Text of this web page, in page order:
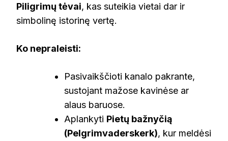
Piligrimų tėvai, kas suteikia vietai dar ir
simbolinę istorinę vertę.
Ko nepraleisti:
Pasivaikščioti kanalo pakrante,
sustojant mažose kavinėse ar
alaus baruose.
Aplankyti Pietų bažnyčią
(Pelgrimvaderskerk), kur meldėsi